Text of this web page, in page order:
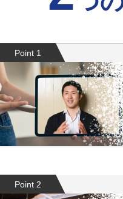
Point 1
Point 2